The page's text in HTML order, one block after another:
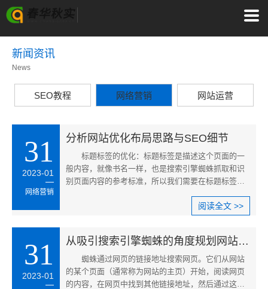
新闻资讯
News
SEO教程 网络营销 网站运营
31
2023-01
网络营销
分析网站优化布局思路与SEO细节
标题标签的优化：标题标签是描述这个页面的一
般内容，就像书名一样，也是搜索引擎蜘蛛抓取和识
别页面内容的参考标准，所以我们需要在标题标签上
好状态是将一个核心关键字与两个或三个长尾关键字
阅读全文 >>
31
2023-01
从吸引搜索引擎蜘蛛的角度规划网站内容
蜘蛛通过网页的链接地址搜索网页。它们从网站
的某个页面（通常称为网站的主页）开始，阅读网页
的内容，在网页中找到其他链接地址，然后通过这些